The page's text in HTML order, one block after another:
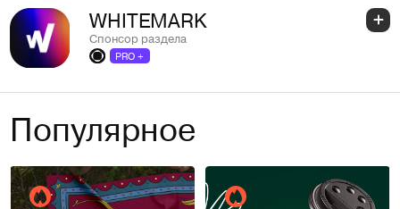
WHITEMARK
Спонсор раздела
PRO +
Популярное